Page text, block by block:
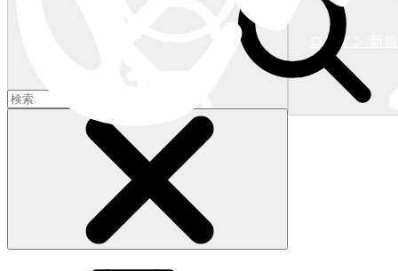
ログイン/新
ショッピングカート 0)